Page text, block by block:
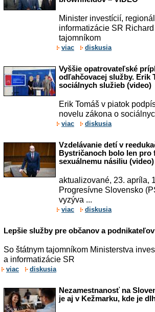
Minister investícií,
informatizácie SR
tajomníkom
viac diskusia
Vyššie opatrovateľské
odľahčovacej služby. Erik
sociálnych služieb (video)
Erik Tomáš v piatok
novelu zákona o
viac diskusia
Vzdelávanie detí v
Bystričanoch bolo len pro
sexuálnemu násiliu (video)
aktualizované, 23. apríla,
Progresívne Slovensko
vyzýva ...
viac diskusia
Lepšie služby pre občanov a podnikateľov
So štátnym tajomníkom Ministerstva
a informatizácie SR
viac diskusia
Nezamestnanosť na
je aj v Kežmarku, kde je